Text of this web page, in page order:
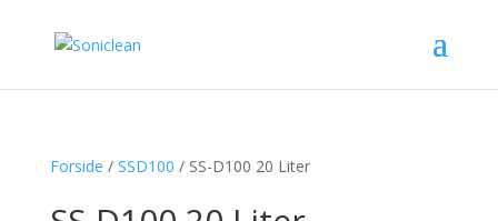
Forside / SSD100 / SS-D100 20 Liter